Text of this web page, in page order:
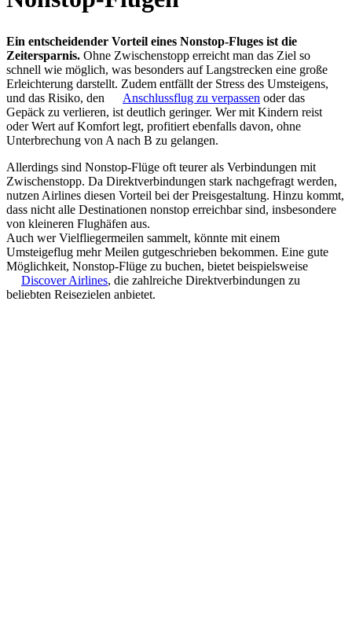
Ein entscheidender Vorteil eines Nonstop-Fluges ist die
Zeitersparnis. Ohne Zwischenstopp erreicht man das Ziel so
schnell wie möglich, was besonders auf Langstrecken eine große
Erleichterung darstellt. Zudem entfällt der Stress des Umsteigens,
und das Risiko, den
Anschlussflug zu verpassen oder das
Gepäck zu verlieren, ist deutlich geringer. Wer mit Kindern reist
oder Wert auf Komfort legt, profitiert ebenfalls davon, ohne
Unterbrechung von A nach B zu gelangen.
Allerdings sind Nonstop-Flüge oft teurer als Verbindungen mit
Zwischenstopp. Da Direktverbindungen stark nachgefragt werden,
nutzen Airlines diesen Vorteil bei der Preisgestaltung. Hinzu kommt,
dass nicht alle Destinationen nonstop erreichbar sind, insbesondere
von kleineren Flughäfen aus.
Auch wer Vielfliegermeilen sammelt, könnte mit einem
Umsteigeflug mehr Meilen gutgeschrieben bekommen. Eine gute
Möglichkeit, Nonstop-Flüge zu buchen, bietet beispielsweise
Discover Airlines, die zahlreiche Direktverbindungen zu
beliebten Reisezielen anbietet.